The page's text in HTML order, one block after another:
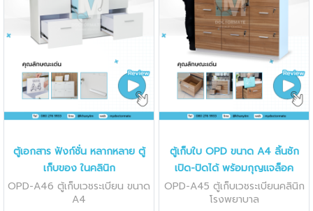
ตู้เอกสาร ฟังก์ชั่น หลากหลาย ตู้
เก็บของ ในคลินิก
OPD-A46 ตู้เก็บเวชระเบียน ขนาด
A4
ตู้เก็บใบ OPD ขนาด A4 ลิ้นชัก
เปิด-ปิดได้ พร้อมกุญแจล็อค
OPD-A45 ตู้เก็บเวชระเบียนคลินิก
โรงพยาบาล